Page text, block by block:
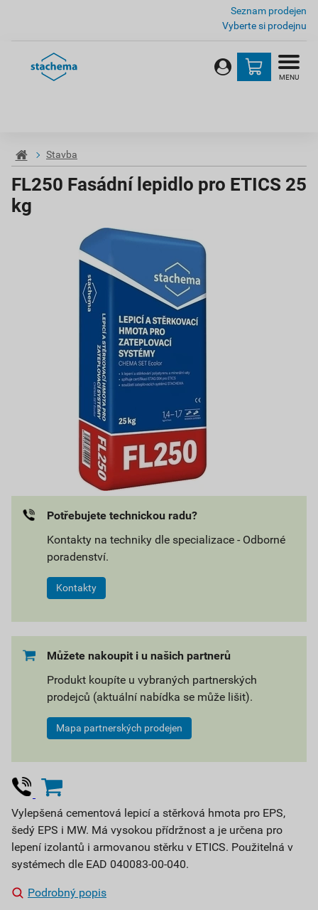
Seznam prodejen
Vyberte si prodejnu
MENU
Stavba
FL250 Fasádní lepidlo pro ETICS 25
kg
Potřebujete technickou radu?
Kontakty na techniky dle specializace - Odborné
poradenství.
Kontakty
Můžete nakoupit i u našich partnerů
Produkt koupíte u vybraných partnerských
prodejců (aktuální nabídka se může lišit).
Mapa partnerských prodejen
Vylepšená cementová lepicí a stěrková hmota pro EPS,
šedý EPS i MW. Má vysokou přídržnost a je určena pro
lepení izolantů i armovanou stěrku v ETICS. Použitelná v
systémech dle EAD 040083-00-040.
Podrobný popis